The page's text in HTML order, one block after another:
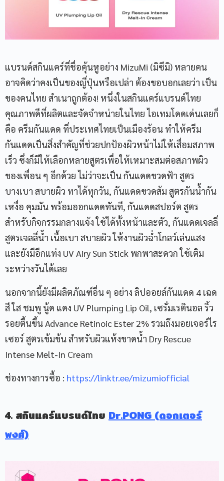
แบรนด์สกินแคร์ที่ชื่อคุ้นหูอย่าง MizuMi (มิซึมิ) หลายคน
อาจคิดว่าคงเป็นของญี่ปุ่นหรือเปล่า ต้องขอบอกเลยว่า เป็น
ของคนไทย สำเนาถูกต้อง! หนึ่งในสกินแคร์แบรนด์ไทย
คุณภาพดีที่ผลิตและจัดจำหน่ายในไทย ไอเทมโดดเด่นเลยก็
คือ ครีมกันแดด ที่ประเทศไทยเป็นเมืองร้อน ทำให้ครีม
กันแดดเป็นสิ่งสำคัญที่ช่วยปกป้องผิวหน้าไม่ให้เสื่อมสภาพ
เร็ว ซึ่งก็มีให้เลือกหลายสูตรเพื่อให้เหมาะสมต่อสภาพผิว
ของเพื่อน ๆ อีกด้วย ไม่ว่าจะเป็น กันแดดขวดฟ้า สูตร
บางเบา สบายผิว ทาได้ทุกวัน, กันแดดขวดส้ม สูตรกันน้ำกัน
เหงื่อ คุมมัน พร้อมออกแดดทันที, กันแดดสปอร์ต สูตร
สำหรับกิจกรรมกลางแจ้ง ใช้ได้ทั้งหน้าและตัว, กันแดดเจลลี่
สูตรเจลลี่น้ำ เนื้อเบา สบายผิว ให้งานผิวฉ่ำโกลว์เล่นแสง
และยังมีอีกแท่ง UV Airy Sun Stick พกพาสะดวก ใช้เติม
ระหว่างวันได้เลย
นอกจากนี้ยังมีผลิตภัณฑ์อื่น ๆ อย่าง ลิปออยล์กันแดด 4 เฉด
สี ใส ชมพู นู้ด แดง UV Plumping Lip Oil, เซรั่มเรตินอล ริ้ว
รอยตื้นขึ้น Advance Retinoic Ester 2% รวมถึงมอยเจอร์ไร
เซอร์ สูตรเข้มข้น สำหรับผิวแห้งขาดน้ำ Dry Rescue
Intense Melt-In Cream
ช่องทางการซื้อ : https://linktr.ee/mizumiofficial
4. สกินแคร์แบรนด์ไทย Dr.PONG (ดอกเตอร์
พงศ์)